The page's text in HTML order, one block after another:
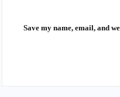
Save my name, email, and